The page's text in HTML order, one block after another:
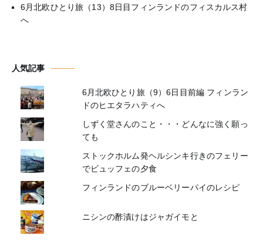
6月北欧ひとり旅（13）8日目フィンランドのフィスカルス村
へ
人気記事
6月北欧ひとり旅（9）6日目前編 フィンラン
ドのヒエタラハティへ
しずく堂さんのこと・・・どんなに強く願っ
ても
ストックホルム発ヘルシンキ行きのフェリー
でビュッフェの夕食
フィンランドのブルーベリーパイのレシピ
ニシンの酢漬けはジャガイモと